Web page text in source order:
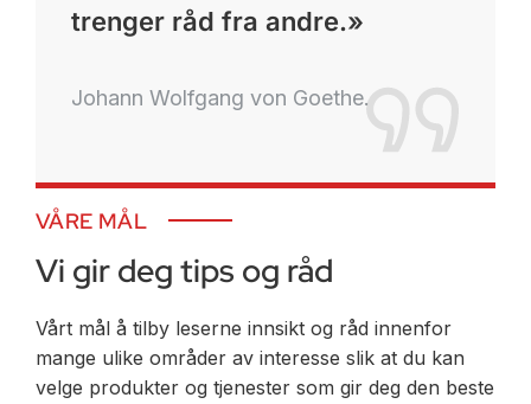
trenger råd fra andre.»
Johann Wolfgang von Goethe.
VÅRE MÅL
Vi gir deg tips og råd
Vårt mål å tilby leserne innsikt og råd innenfor
mange ulike områder av interesse slik at du kan
velge produkter og tjenester som gir deg den beste